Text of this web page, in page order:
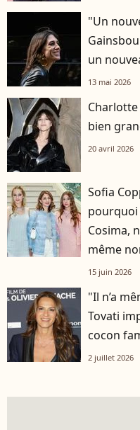
"Un
un
13 mai 2026
Charlotte
bien
20 avril 2026
Sofia
pourquoi
Cosima,
même
15 juin 2026
"Il n’a
Tovati
cocon
2 juillet 2026